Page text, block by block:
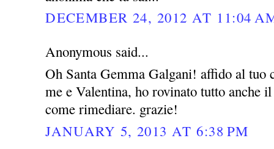
DECEMBER 24, 2012 AT 11:04
Anonymous said...
Oh Santa Gemma Galgani! affido al tuo
me e Valentina, ho rovinato tutto anche
come rimediare. grazie!
JANUARY 5, 2013 AT 6:38 PM